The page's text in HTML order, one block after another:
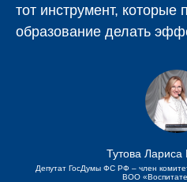
тот инструмент, которые
образование делать
Тутова Лариса
Депутат ГосДумы ФС РФ – член
ВОО